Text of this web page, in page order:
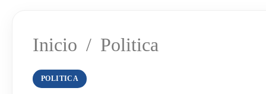
Inicio / Politica
POLITICA